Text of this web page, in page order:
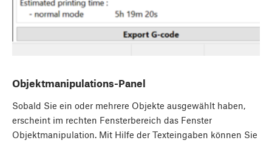
Objektmanipulations-Panel
Sobald Sie ein oder mehrere Objekte ausgewählt haben,
erscheint im rechten Fensterbereich das Fenster
Objektmanipulation. Mit Hilfe der Texteingaben können Sie